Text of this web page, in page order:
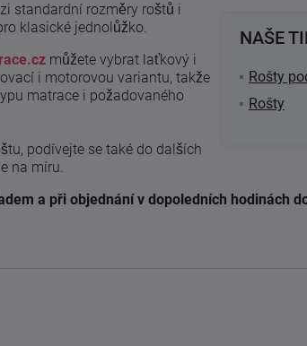
NAŠE
Rošty
Rošty
standardní rozměry roštů i
klasické jednolůžko.
můžete vybrat laťkový i
i motorovou variantu, takže
matrace i požadovaného
podívejte se také do dalších
na míru.
a při objednání v dopoledních hodinách